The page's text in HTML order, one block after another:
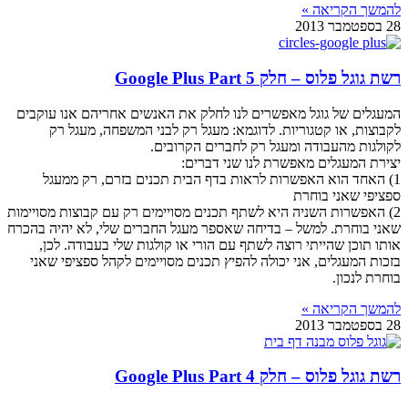
להמשך הקריאה »
28 בספטמבר 2013
רשת גוגל פלוס – חלק 5 Google Plus Part
המעגלים של גוגל מאפשרים לנו לחלק את האנשים אחריהם אנו עוקבים
לקבוצות, או קטגוריות. לדוגמא: מעגל רק לבני המשפחה, מעגל רק
לקולגות מהעבודה ומעגל רק לחברים הקרובים.
יצירת המעגלים מאפשרת לנו שני דברים:
1) האחד הוא האפשרות לראות בדף הבית תכנים בזרם, רק ממעגל
ספציפי שאני בוחרת
2) האפשרות השניה היא לשתף תכנים מסויימים רק עם קבוצות מסויימות
שאני בוחרת. למשל – בדיחה שאספר מעגל החברים שלי, לא יהיה בהכרח
אותו תוכן שהייתי רוצה לשתף עם הורי או קולגות שלי בעבודה. לכן,
בזכות המעגלים, אני יכולה להפיץ תכנים מסויימים לקהל ספציפי שאני
בוחרת לנכון.
להמשך הקריאה »
28 בספטמבר 2013
רשת גוגל פלוס – חלק 4 Google Plus Part